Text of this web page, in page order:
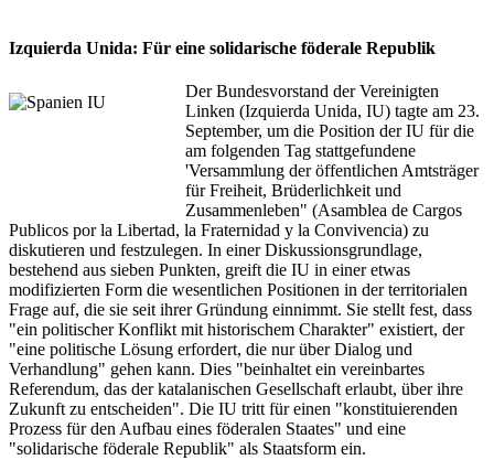
Izquierda Unida: Für eine solidarische föderale Republik
Der Bundesvorstand der Vereinigten
Linken (Izquierda Unida, IU) tagte am 23.
September, um die Position der IU für die
am folgenden Tag stattgefundene
'Versammlung der öffentlichen Amtsträger
für Freiheit, Brüderlichkeit und
Zusammenleben" (Asamblea de Cargos
Publicos por la Libertad, la Fraternidad y la Convivencia) zu
diskutieren und festzulegen. In einer Diskussionsgrundlage,
bestehend aus sieben Punkten, greift die IU in einer etwas
modifizierten Form die wesentlichen Positionen in der territorialen
Frage auf, die sie seit ihrer Gründung einnimmt. Sie stellt fest, dass
"ein politischer Konflikt mit historischem Charakter" existiert, der
"eine politische Lösung erfordert, die nur über Dialog und
Verhandlung" gehen kann. Dies "beinhaltet ein vereinbartes
Referendum, das der katalanischen Gesellschaft erlaubt, über ihre
Zukunft zu entscheiden". Die IU tritt für einen "konstituierenden
Prozess für den Aufbau eines föderalen Staates" und eine
"solidarische föderale Republik" als Staatsform ein.